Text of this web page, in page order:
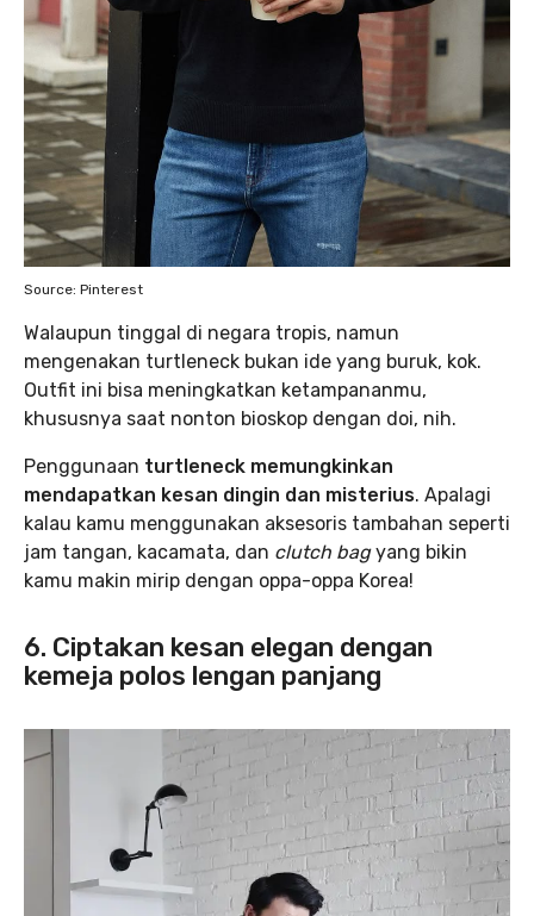
Source: Pinterest
Walaupun tinggal di negara tropis, namun
mengenakan turtleneck bukan ide yang buruk, kok.
Outfit ini bisa meningkatkan ketampananmu,
khususnya saat nonton bioskop dengan doi, nih.
Penggunaan turtleneck memungkinkan
mendapatkan kesan dingin dan misterius. Apalagi
kalau kamu menggunakan aksesoris tambahan seperti
jam tangan, kacamata, dan clutch bagyang bikin
kamu makin mirip dengan oppa-oppa Korea!
6. Ciptakan kesan elegan dengan
kemeja polos lengan panjang